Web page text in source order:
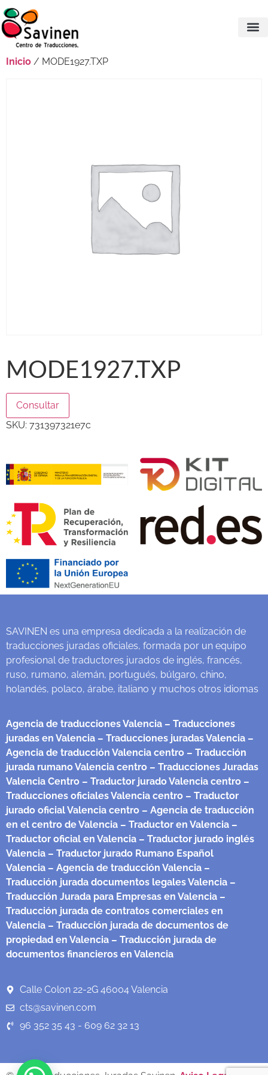
Inicio / MODE1927.TXP
MODE1927.TXP
Consultar
SKU: 731397321e7c
SAVINEN es una empresa dedicada a la realización de
traducciones juradas oficiales, formada por un equipo
profesional de traductores jurados de inglés, francés,
ruso, rumano, alemán, portugués, búlgaro, chino,
holandés, polaco, árabe, italiano y muchos otros idiomas
Agencia de traducciones Valencia – Traducciones
juradas en Valencia – Traducciones juradas Valencia –
Agencia de traducción Valencia centro – Traducción
jurada rumano Valencia centro – Traducciones Juradas
Valencia Centro – Traductor jurado Valencia centro –
Traducciones oficiales Valencia centro – Traductor
jurado oficial Valencia centro – Agencia de traducción
en el centro de Valencia – Traductor en Valencia –
Traductor oficial en Valencia – Traductor jurado inglés
Valencia – Traductor jurado Rumano Español
Valencia – Agencia de traducción Valencia –
Traducción jurada documentos legales Valencia –
Traducción Jurada para Empresas en Valencia –
Traducción jurada de contratos comerciales en
Valencia – Traducción jurada de documentos de
propiedad en Valencia – Traducción jurada de
documentos financieros en Valencia
Calle Colon 22-2G 46004 Valencia
cts@savinen.com
96 352 35 43 - 609 62 32 13